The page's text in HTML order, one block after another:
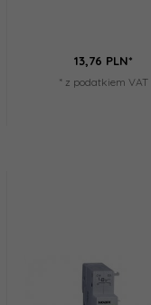
13,76 PLN*
* z podatkiem VAT